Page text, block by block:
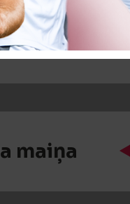
maiņa
maiņa